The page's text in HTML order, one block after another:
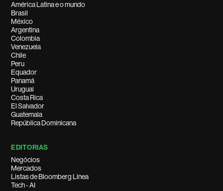
América Latina e o mundo
Brasil
México
Argentina
Colombia
Venezuela
Chile
Peru
Equador
Panamá
Uruguai
Costa Rica
El Salvador
Guatemala
República Dominicana
EDITORIAS
Negócios
Mercados
Listas de Bloomberg Línea
Tech - AI